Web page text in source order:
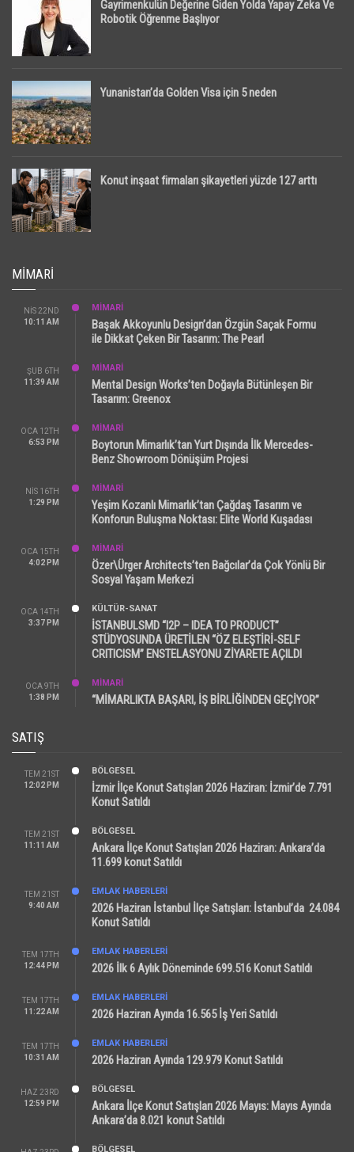
Gayrimenkulün Değerine Giden Yolda Yapay Zeka Ve
Robotik Öğrenme Başlıyor
Yunanistan’da Golden Visa için 5 neden
Konut inşaat firmaları şikayetleri yüzde 127 arttı
MIMARI
NIS 22ND
10:11 AM
MİMARİ
Başak Akkoyunlu Design’dan Özgün Saçak Formu
ile Dikkat Çeken Bir Tasarım: The Pearl
ŞUB 6TH
11:39 AM
MİMARİ
Mental Design Works’ten Doğayla Bütünleşen Bir
Tasarım: Greenox
OCA 12TH
6:53 PM
MİMARİ
Boytorun Mimarlık’tan Yurt Dışında İlk Mercedes-
Benz Showroom Dönüşüm Projesi
NIS 16TH
1:29 PM
MİMARİ
Yeşim Kozanlı Mimarlık’tan Çağdaş Tasarım ve
Konforun Buluşma Noktası: Elite World Kuşadası
OCA 15TH
4:02 PM
MİMARİ
Özer\Ürger Architects’ten Bağcılar’da Çok Yönlü Bir
Sosyal Yaşam Merkezi
OCA 14TH
3:37 PM
KÜLTÜR-SANAT
İSTANBULSMD “I2P – IDEA TO PRODUCT”
STÜDYOSUNDA ÜRETİLEN “ÖZ ELEŞTİRİ-SELF
CRITICISM” ENSTELASYONU ZİYARETE AÇILDI
OCA 9TH
1:38 PM
MİMARİ
“MİMARLIKTA BAŞARI, İŞ BİRLİĞİNDEN GEÇİYOR”
SATIŞ
TEM 21ST
12:02 PM
BÖLGESEL
İzmir İlçe Konut Satışları 2026 Haziran: İzmir’de 7.791
Konut Satıldı
TEM 21ST
11:11 AM
BÖLGESEL
Ankara İlçe Konut Satışları 2026 Haziran: Ankara’da
11.699 konut Satıldı
TEM 21ST
9:40 AM
EMLAK HABERLERI
2026 Haziran İstanbul İlçe Satışları: İstanbul’da 24.084
Konut Satıldı
TEM 17TH
12:44 PM
EMLAK HABERLERI
2026 İlk 6 Aylık Döneminde 699.516 Konut Satıldı
TEM 17TH
11:22 AM
EMLAK HABERLERI
2026 Haziran Ayında 16.565 İş Yeri Satıldı
TEM 17TH
10:31 AM
EMLAK HABERLERI
2026 Haziran Ayında 129.979 Konut Satıldı
HAZ 23RD
12:59 PM
BÖLGESEL
Ankara İlçe Konut Satışları 2026 Mayıs: Mayıs Ayında
Ankara’da 8.021 konut Satıldı
BÖLGESEL